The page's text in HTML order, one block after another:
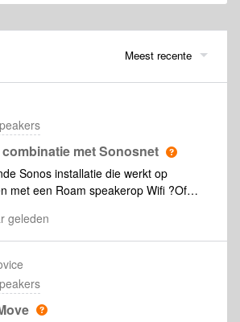
Meest recente
met Sonosnet
Sonos installatie die werkt op
met een Roam speakerop Wifi ?Of
speakers dan op Wifi werken, gezien de
heeft.
geleden